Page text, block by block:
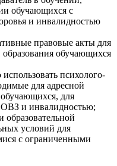
обучающихся с
и инвалидностью
правовые акты для
обучающихся
психолого-
для адресной
для
и инвалидностью;
образовательной
условий для
с ограниченными